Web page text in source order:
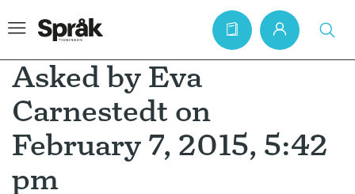
Artiklar
Krönikor
Asked by Eva
Carnestedt on
February 7, 2015, 5:42
pm